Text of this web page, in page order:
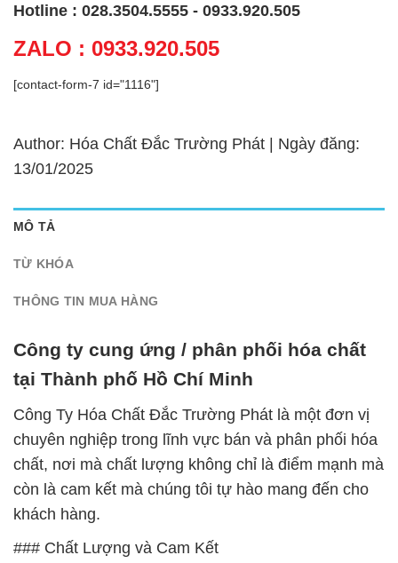
Hotline : 028.3504.5555 - 0933.920.505
ZALO : 0933.920.505
[contact-form-7 id="1116"]
Author: Hóa Chất Đắc Trường Phát | Ngày đăng:
13/01/2025
MÔ TẢ
TỪ KHÓA
THÔNG TIN MUA HÀNG
Công ty cung ứng / phân phối hóa chất
tại Thành phố Hồ Chí Minh
Công Ty Hóa Chất Đắc Trường Phát là một đơn vị
chuyên nghiệp trong lĩnh vực bán và phân phối hóa
chất, nơi mà chất lượng không chỉ là điểm mạnh mà
còn là cam kết mà chúng tôi tự hào mang đến cho
khách hàng.
### Chất Lượng và Cam Kết